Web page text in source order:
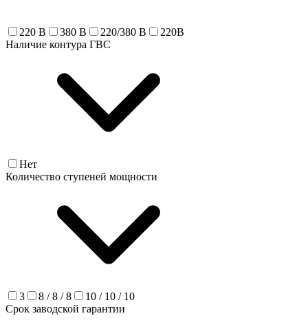
220 В 380 В 220/380 В
220В
Наличие контура ГВС
Нет
Количество ступеней мощности
3 8 / 8 / 8
10 / 10 / 10
Срок заводской гарантии